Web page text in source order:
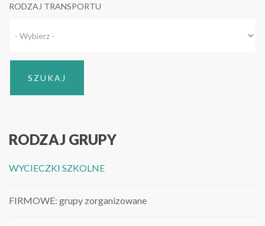
RODZAJ TRANSPORTU
RODZAJ GRUPY
WYCIECZKI SZKOLNE
FIRMOWE: grupy zorganizowane